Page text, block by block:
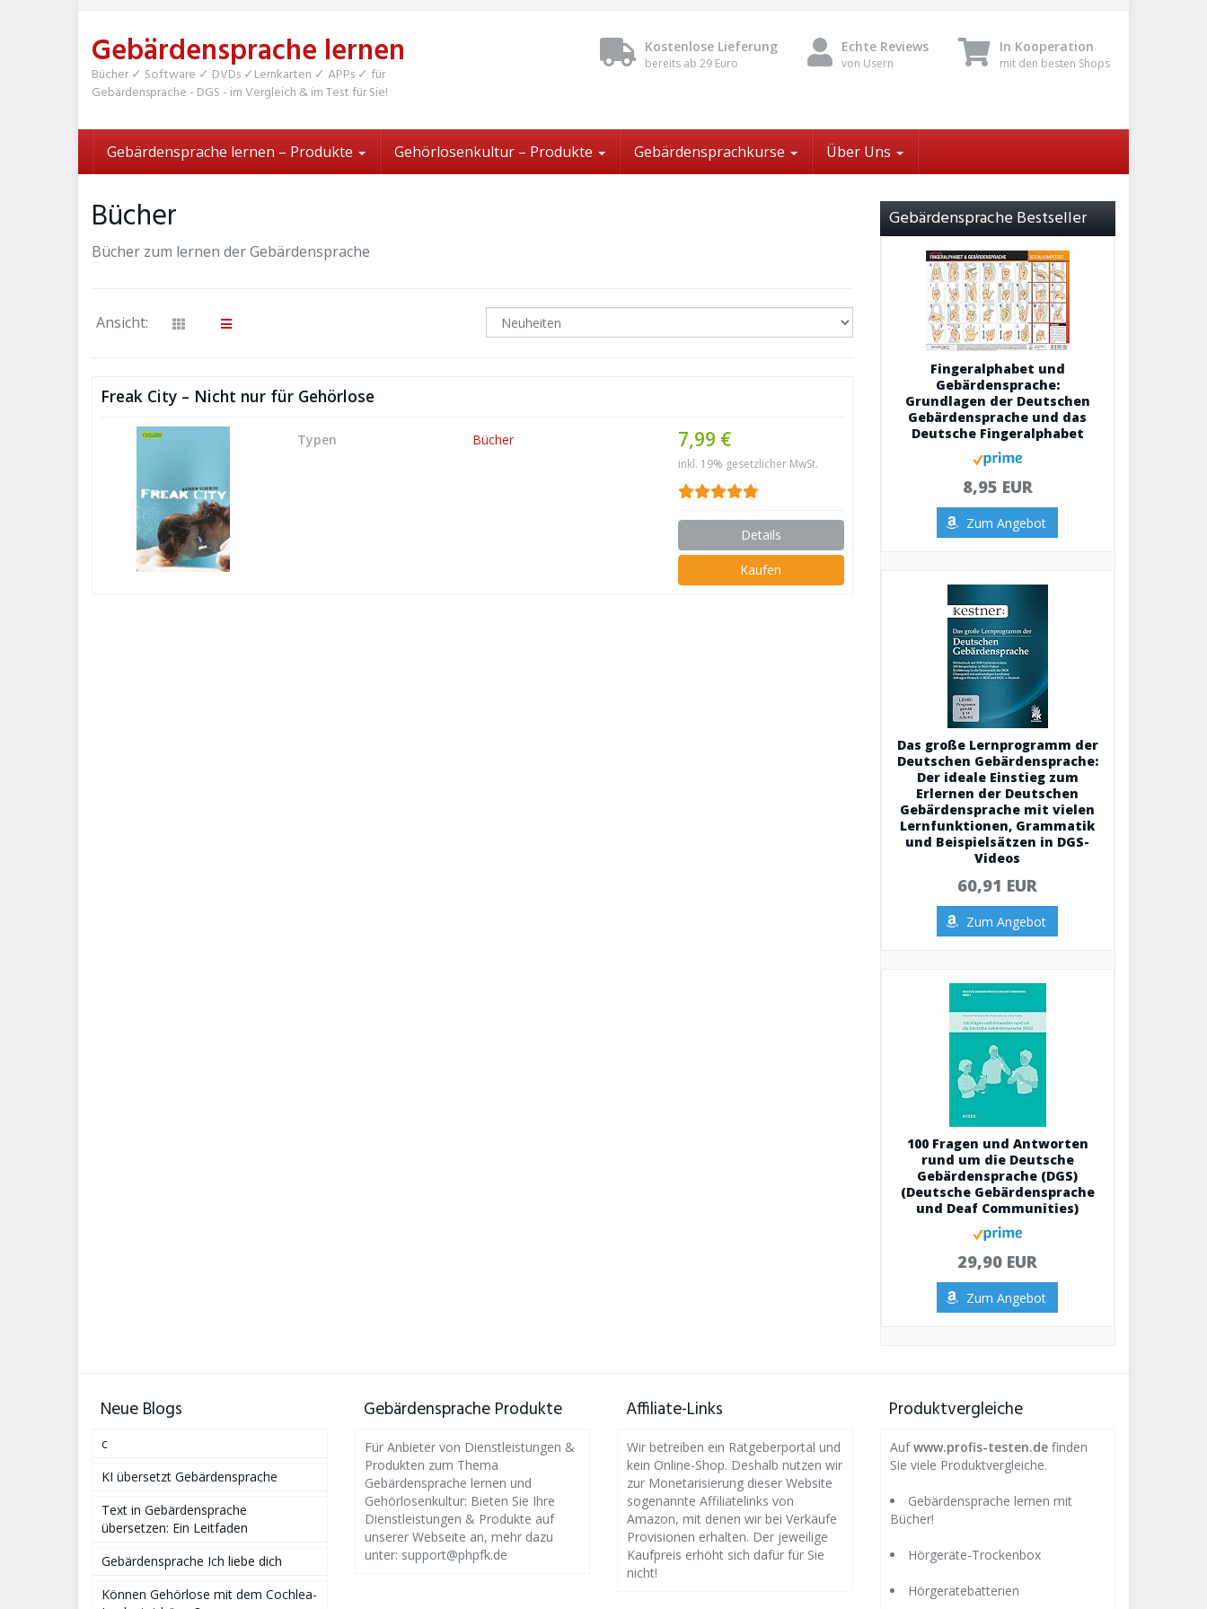
Gebärdensprache lernen
Bücher ✓ Software ✓ DVDs ✓Lernkarten ✓ APPs ✓ für
Gebärdensprache - DGS - im Vergleich & im Test für Sie!
Kostenlose Lieferung
bereits ab 29 Euro
Echte Reviews
von Usern
In Kooperation
mit den besten Shops
Gebärdensprache lernen – Produkte Gehörlosenkultur – Produkte Gebärdensprachkurse Über Uns
Bücher
Bücher zum lernen der Gebärdensprache
Ansicht:
Freak City – Nicht nur für Gehörlose
7,99 €
inkl. 19% gesetzlicher MwSt.
Details
Kaufen
Typen Bücher
Gebärdensprache Bestseller
Fingeralphabet und
Gebärdensprache:
Grundlagen der Deutschen
Gebärdensprache und das
Deutsche Fingeralphabet
8,95 EUR
Zum Angebot
Das große Lernprogramm der
Deutschen Gebärdensprache:
Der ideale Einstieg zum
Erlernen der Deutschen
Gebärdensprache mit vielen
Lernfunktionen, Grammatik
und Beispielsätzen in DGS-
Videos
60,91 EUR
Zum Angebot
100 Fragen und Antworten
rund um die Deutsche
Gebärdensprache (DGS)
(Deutsche Gebärdensprache
und Deaf Communities)
29,90 EUR
Zum Angebot
Neue Blogs
c
KI übersetzt Gebärdensprache
Text in Gebärdensprache
übersetzen: Ein Leitfaden
Gebärdensprache Ich liebe dich
Können Gehörlose mit dem Cochlea-
Gebärdensprache Produkte
Für Anbieter von Dienstleistungen &
Produkten zum Thema
Gebärdensprache lernen und
Gehörlosenkultur: Bieten Sie Ihre
Dienstleistungen & Produkte auf
unserer Webseite an, mehr dazu
unter: support@phpfk.de
Affiliate-Links
Wir betreiben ein Ratgeberportal und
kein Online-Shop. Deshalb nutzen wir
zur Monetarisierung dieser Website
sogenannte Affiliatelinks von
Amazon, mit denen wir bei Verkäufe
Provisionen erhalten. Der jeweilige
Kaufpreis erhöht sich dafür für Sie
nicht!
Produktvergleiche
Aufwww.profis-testen.definden
Sie viele Produktvergleiche.
Gebärdensprache lernen mit
Bücher!
Hörgeräte-Trockenbox
Hörgerätebatterien